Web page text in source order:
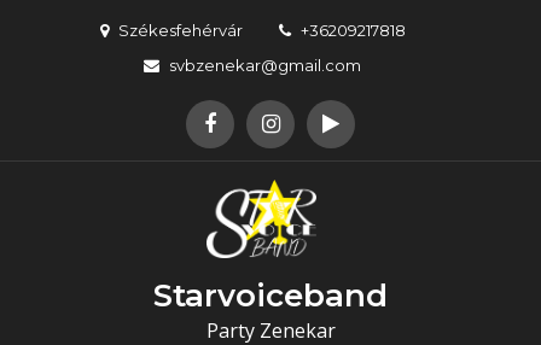
Székesfehérvár
+36209217818
svbzenekar@gmail.com
Starvoiceband
Party Zenekar